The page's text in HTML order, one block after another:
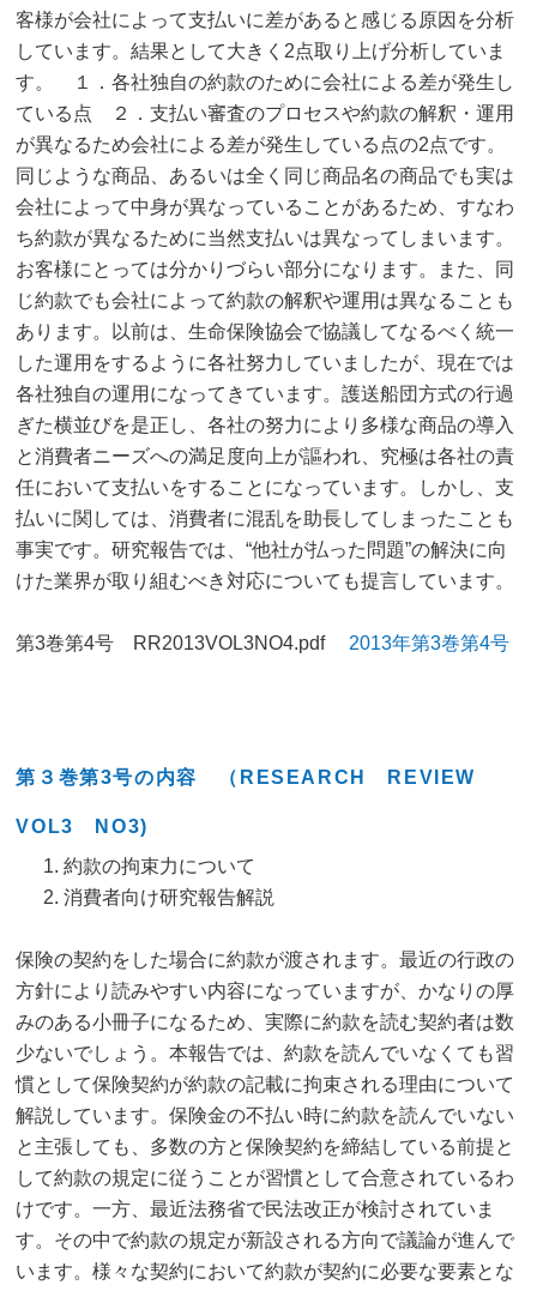
客様が会社によって支払いに差があると感じる原因を分析
しています。結果として大きく2点取り上げ分析していま
す。 １．各社独自の約款のために会社による差が発生し
ている点 ２．支払い審査のプロセスや約款の解釈・運用
が異なるため会社による差が発生している点の2点です。
同じような商品、あるいは全く同じ商品名の商品でも実は
会社によって中身が異なっていることがあるため、すなわ
ち約款が異なるために当然支払いは異なってしまいます。
お客様にとっては分かりづらい部分になります。また、同
じ約款でも会社によって約款の解釈や運用は異なることも
あります。以前は、生命保険協会で協議してなるべく統一
した運用をするように各社努力していましたが、現在では
各社独自の運用になってきています。護送船団方式の行過
ぎた横並びを是正し、各社の努力により多様な商品の導入
と消費者ニーズへの満足度向上が謳われ、究極は各社の責
任において支払いをすることになっています。しかし、支
払いに関しては、消費者に混乱を助長してしまったことも
事実です。研究報告では、“他社が払った問題”の解決に向
けた業界が取り組むべき対応についても提言しています。
第3巻第4号 RR2013VOL3NO4.pdf 2013年第3巻第4号
第３巻第3号の内容 （RESEARCH REVIEW
VOL3 NO3)
約款の拘束力について
消費者向け研究報告解説
保険の契約をした場合に約款が渡されます。最近の行政の
方針により読みやすい内容になっていますが、かなりの厚
みのある小冊子になるため、実際に約款を読む契約者は数
少ないでしょう。本報告では、約款を読んでいなくても習
慣として保険契約が約款の記載に拘束される理由について
解説しています。保険金の不払い時に約款を読んでいない
と主張しても、多数の方と保険契約を締結している前提と
して約款の規定に従うことが習慣として合意されているわ
けです。一方、最近法務省で民法改正が検討されていま
す。その中で約款の規定が新設される方向で議論が進んで
います。様々な契約において約款が契約に必要な要素とな